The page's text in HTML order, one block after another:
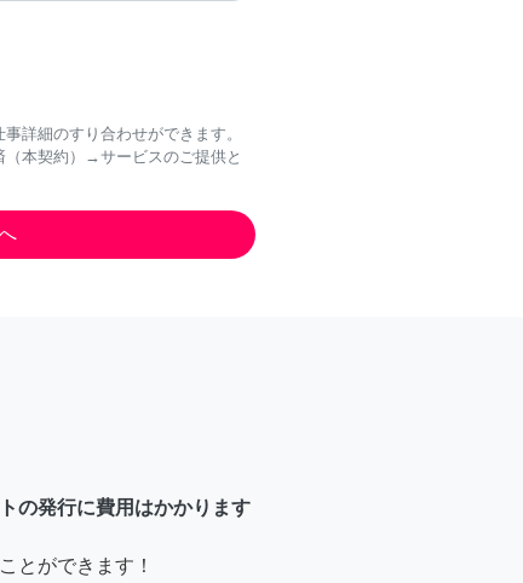
詳細のすり合わせができます。
本契約）→サービスのご提供と
の発行に費用はかかります
とができます！